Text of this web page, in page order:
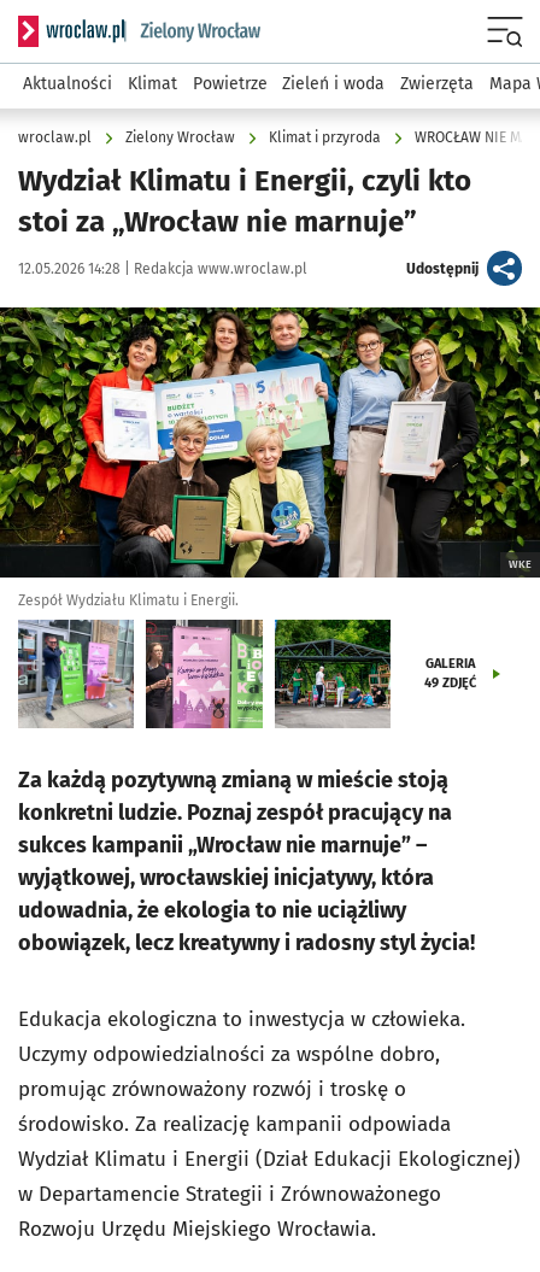
Serwis informacyjny wroclaw.pl podserwis: Środowisko we
Aktualności Klimat Powietrze Zieleń i woda Zwierzęta Mapa
wroclaw.pl Zielony Wrocław Klimat i przyroda WROCŁAW NIE
Wydział Klimatu i Energii, czyli kto
stoi za „Wrocław nie marnuje”
Data publikacji:
12.05.2026 14:28 | Autor:
Redakcja www.wroclaw.pl Udostępnijartykuł
Kliknij, aby zobaczyć galerię
Kliknij, aby powiększyć
WKE
Zespół Wydziału Klimatu i Energii.
GALERIA
49 ZDJĘĆ
Za każdą pozytywną zmianą w mieście stoją
konkretni ludzie. Poznaj zespół pracujący na
sukces kampanii „Wrocław nie marnuje” –
wyjątkowej, wrocławskiej inicjatywy, która
udowadnia, że ekologia to nie uciążliwy
obowiązek, lecz kreatywny i radosny styl życia!
Edukacja ekologiczna to inwestycja w człowieka.
Uczymy odpowiedzialności za wspólne dobro,
promując zrównoważony rozwój i troskę o
środowisko. Za realizację kampanii odpowiada
Wydział Klimatu i Energii (Dział Edukacji Ekologicznej)
w Departamencie Strategii i Zrównoważonego
Rozwoju Urzędu Miejskiego Wrocławia.